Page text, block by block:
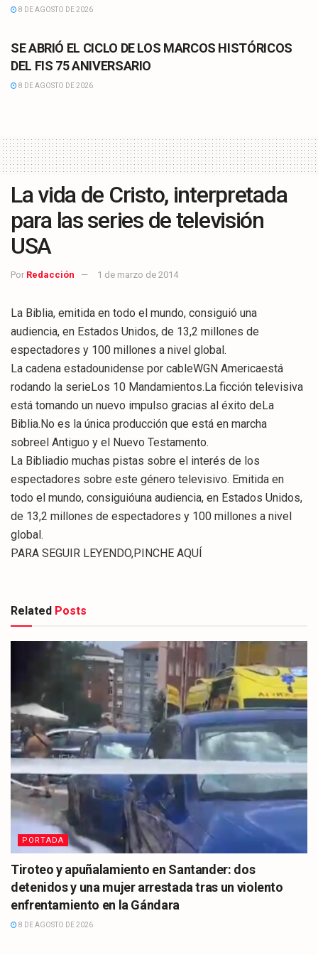
8 DE AGOSTO DE 2026
SE ABRIÓ EL CICLO DE LOS MARCOS HISTÓRICOS
DEL FIS 75 ANIVERSARIO
8 DE AGOSTO DE 2026
La vida de Cristo, interpretada
para las series de televisión
USA
Por Redacción 1 de marzo de 2014
La Biblia, emitida en todo el mundo, consiguió una
audiencia, en Estados Unidos, de 13,2 millones de
espectadores y 100 millones a nivel global.
La cadena estadounidense por cableWGN Americaestá
rodando la serieLos 10 Mandamientos.La ficción televisiva
está tomando un nuevo impulso gracias al éxito deLa
Biblia.No es la única producción que está en marcha
sobreel Antiguo y el Nuevo Testamento.
La Bibliadio muchas pistas sobre el interés de los
espectadores sobre este género televisivo. Emitida en
todo el mundo, consiguióuna audiencia, en Estados Unidos,
de 13,2 millones de espectadores y 100 millones a nivel
global.
PARA SEGUIR LEYENDO,PINCHE AQUÍ
Related Posts
PORTADA
Tiroteo y apuñalamiento en Santander: dos
detenidos y una mujer arrestada tras un violento
enfrentamiento en la Gándara
8 DE AGOSTO DE 2026